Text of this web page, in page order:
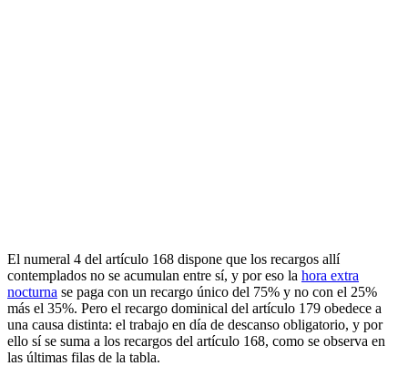
El numeral 4 del artículo 168 dispone que los recargos allí
contemplados no se acumulan entre sí, y por eso la hora extra
nocturna se paga con un recargo único del 75% y no con el 25%
más el 35%. Pero el recargo dominical del artículo 179 obedece a
una causa distinta: el trabajo en día de descanso obligatorio, y por
ello sí se suma a los recargos del artículo 168, como se observa en
las últimas filas de la tabla.